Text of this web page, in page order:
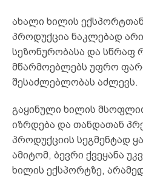
ახალი ხილის
პროდუქცია ნაკლებად
სეზონურობასა და სწრაფ
მწარმოებლებს უფრო
შესაძლებლობას აძლევს.
გაყინული ხილის
იზრდება და თანდათან
პროდუქციის სეგმენტად
ამიტომ, ბევრი ქვეყანა
ხილის ექსპორტზე,